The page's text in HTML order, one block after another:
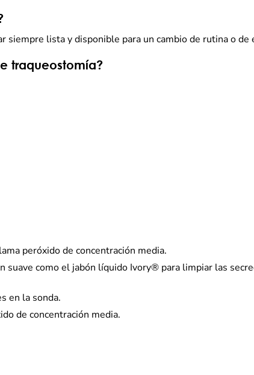
siempre lista y disponible para un cambio de rutina o de
traqueostomía?
peróxido de concentración media.
como el jabón líquido Ivory® para limpiar las
en la sonda.
de concentración media.